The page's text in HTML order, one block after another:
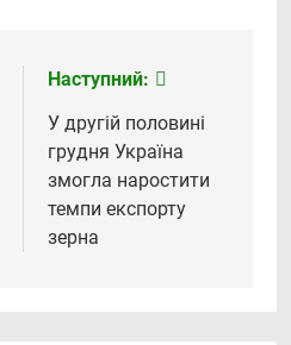
Наступний:
У другій половині
грудня Україна
змогла наростити
темпи експорту
зерна